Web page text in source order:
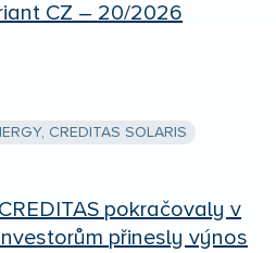
CZ – 20/2026
CREDITAS SOLARIS
pokračovaly v
přinesly výnos